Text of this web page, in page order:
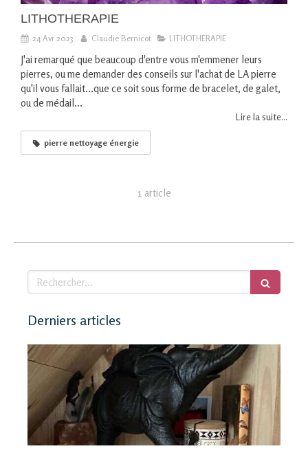
LITHOTHERAPIE
24 Avr 2023 Claudie Bernicot LITHOTHERAPIE
J'ai remarqué que beaucoup d'entre vous m'emmener leurs
pierres, ou me demander des conseils sur l'achat de LA pierre
qu'il vous fallait...que ce soit sous forme de bracelet, de galet,
ou de médail...
Lire la suite...
pierre nettoyage énergie
1 article
Rechercher
Derniers articles